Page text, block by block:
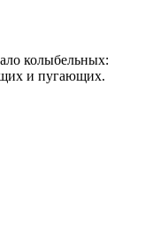
колыбельных:
и пугающих.